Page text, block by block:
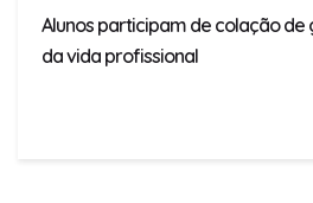
Alunos participam de colação
da vida profissional